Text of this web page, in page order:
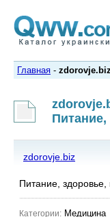
Главная - zdorovje.biz
Питание,
zdorovje.biz
Питание, здоровье,
Категории: Медицина